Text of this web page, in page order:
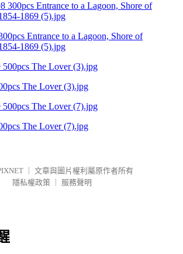
Entrance to a Lagoon, Shore of
1869 (5).jpg
The Lover (3).jpg
The Lover (7).jpg
文章與圖片權利屬原作者所有
隱私權政策
服務聲明